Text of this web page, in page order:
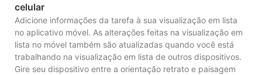
celular
Adicione informações da tarefa à sua visualização em lista
no aplicativo móvel. As alterações feitas na visualização em
lista no móvel também são atualizadas quando você está
trabalhando na visualização em lista de outros dispositivos.
Gire seu dispositivo entre a orientação retrato e paisagem